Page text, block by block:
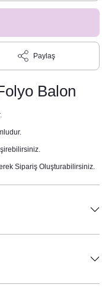
Paylaş
Balon
Sipariş Oluşturabilirsiniz.